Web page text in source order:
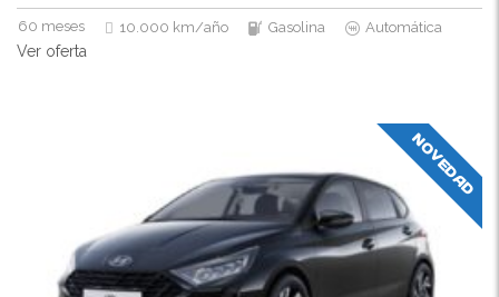
60 meses 10.000 km/año Gasolina Automática
Ver oferta
NOVEDAD